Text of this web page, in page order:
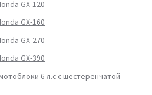
GX-120
GX-160
GX-270
GX-390
6 л.с с шестеренчатой